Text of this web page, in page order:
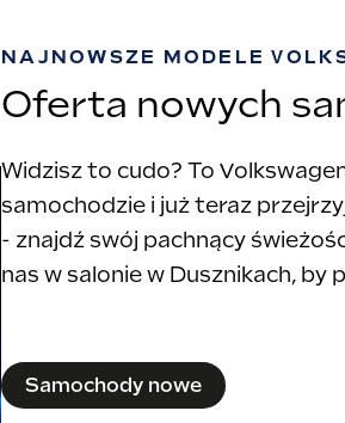
NAJNOWSZE MODELE
Oferta nowych
Widzisz to cudo? To
samochodzie i już teraz
- znajdź swój pachnący
nas w salonie w Dusznikach, by
Samochody nowe